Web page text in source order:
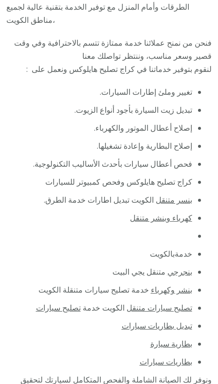
الطرقات وأمام المنزل مع توفير الخدمة بتقنية عالية لجميع
مناطق الكويت،
فنحن من نمنح عملائنا خدمة ممتازة تتسم بالاحترافية وفي وقت
قصير وسعر مناسب، وننتظر تواصلك معنا
لنقوم بتوفير خدماتنا في كراج تصليح هايلوكس ونعمل على :
تغيير وملئ إطارات السيارات.
تبديل زيت السيارة بأجود أنواع الزيوت.
إصلاح أعطال الموتور والكهرباء.
إصلاح البطارية وإعادة تشغيلها.
فحص أعطال سيارات بأحدث الأساليب التكنولوجية.
كراج تصليح هايلوكس وفحص كمبيوتر للسيارات
بنسر متنقل الكويت تبديل اطارات خدمة الطرق.
كهرباء وبنشر متنقل
خدمةبالكويت
بنجرجي متنقل يجي البيت
بنشر وكهرباء خدمة تصليح سيارات متنقلة الكويت
تصليح سيارات متنقل الكويت خدمةتصليح سيارات
تبديل بطاريات سيارات
بطارية سيارة
بطاريات سيارات
ونوفر لك الصيانة الشاملة والفحص المتكامل لسيارتك لتحقيق